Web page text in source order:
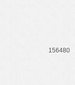
156480